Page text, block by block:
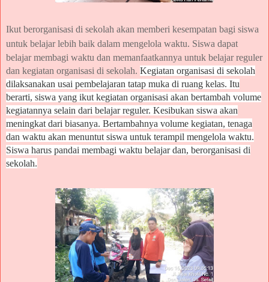
Ikut berorganisasi di sekolah akan memberi kesempatan bagi siswa
untuk belajar lebih baik dalam mengelola waktu. Siswa dapat
belajar membagi waktu dan memanfaatkannya untuk belajar reguler
dan kegiatan organisasi di sekolah. Kegiatan organisasi di sekolah
dilaksanakan usai pembelajaran tatap muka di ruang kelas. Itu
berarti, siswa yang ikut kegiatan organisasi akan bertambah volume
kegiatannya selain dari belajar reguler. Kesibukan siswa akan
meningkat dari biasanya. Bertambahnya volume kegiatan, tenaga
dan waktu akan menuntut siswa untuk terampil mengelola waktu.
Siswa harus pandai membagi waktu belajar dan, berorganisasi di
sekolah.